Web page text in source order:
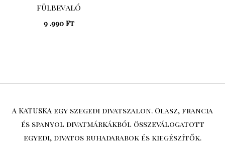
fülbevaló
9 .990 Ft
A KATUSKA egy szegedi divatszalon. Olasz, francia
és spanyol divatmárkákból összeválogatott
egyedi, divatos ruhadarabok és kiegészítők.